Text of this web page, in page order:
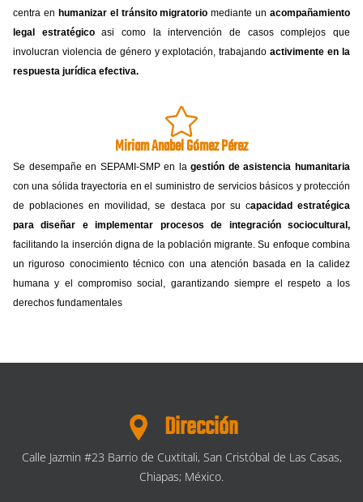
centra en humanizar el tránsito migratorio mediante un acompañamiento
legal estratégicoasi como la intervención de casos complejos que
involucran violencia de género y explotación, trabajandoactivimente en la
respuesta jurídica efectiva.
Miriam Anabel Gómez Pérez
Se desempañe en SEPAMI-SMP en lagestión de asistencia humanitaria
con una sólida trayectoria en el suministro de servicios básicos y protección
de poblaciones en movilidad, se destaca por su capacidad estratégica
para diseñar e implementar procesos de integración sociocultural,
facilitando la inserción digna de la población migrante. Su enfoque combina
un riguroso conocimiento técnico con una atención basada en la calidez
humana y el compromiso social, garantizando siempre el respeto a los
derechos fundamentales
Dirección
Calle Jazmin #23 Barrio de Cuxtitali, San Cristóbal de Las Casas,
Chiapas; México.